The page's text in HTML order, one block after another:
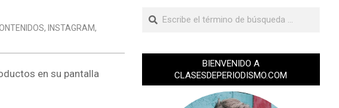
, INSTAGRAM,
en su pantalla
BIENVENIDO A
CLASESDEPERIODISMO.COM